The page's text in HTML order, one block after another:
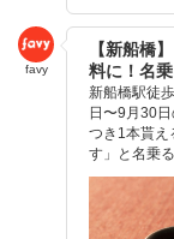
favy
【新船橋
料に！名
新船橋駅徒
日〜9月30
つき1本貰え
す」と名乗る